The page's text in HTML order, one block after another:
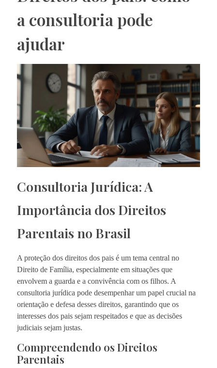
a consultoria pode
ajudar
Consultoria Jurídica: A
Importância dos Direitos
Parentais no Brasil
A proteção dos direitos dos pais é um tema central no
Direito de Família, especialmente em situações que
envolvem a guarda e a convivência com os filhos. A
consultoria jurídica pode desempenhar um papel crucial na
orientação e defesa desses direitos, garantindo que os
interesses dos pais sejam respeitados e que as decisões
judiciais sejam justas.
Compreendendo os Direitos
Parentais